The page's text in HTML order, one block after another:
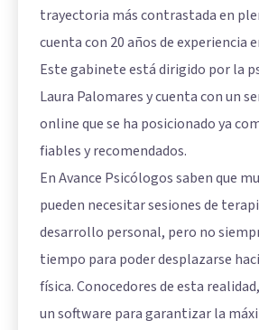
trayectoria más contrastada en
cuenta con 20 años de experiencia
Este gabinete está dirigido por la
Laura Palomares y cuenta con un
online que se ha posicionado ya
fiables y recomendados.
En Avance Psicólogos saben que
pueden necesitar sesiones de
desarrollo personal, pero no
tiempo para poder desplazarse
física. Conocedores de esta
un software para garantizar la